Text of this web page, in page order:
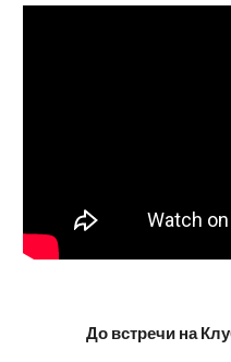
До встречи на